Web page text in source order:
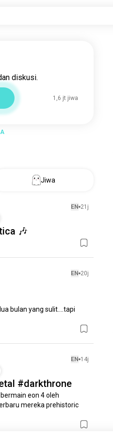
diskusi.
1,6 jt jiwa
Jiwa
EN 21j
🎶
EN 20j
bulan yang sulit....tapi
EN 14j
#darkthrone
eon 4 oleh
mereka prehistoric